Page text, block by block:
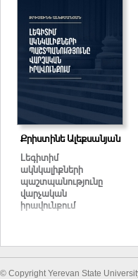
Քրիստինե Ալեքսանյան
Լեգիտիմ
ակնկալիքների
պաշտպանությունը
վարչական
իրավունքում
© Copyright Yerevan State